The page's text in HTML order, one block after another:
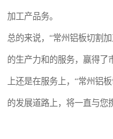
加工产品务。
总的来说，“常州铝板切割
的生产力和的服务，赢得了
上还是在服务上，“常州铝
的发展道路上，将一直与您